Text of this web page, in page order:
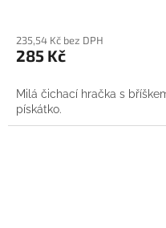
235,54 Kč bez DPH
285 Kč
Milá čichací hračka s
pískátko.